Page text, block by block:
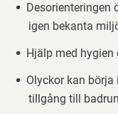
Desorienteringen
igen bekanta
Hjälp med
Olyckor kan
tillgång till